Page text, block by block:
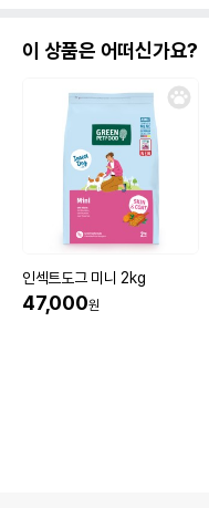
이 상품은 어떠신가요?
인섹트도그 미니 2kg
47,000원